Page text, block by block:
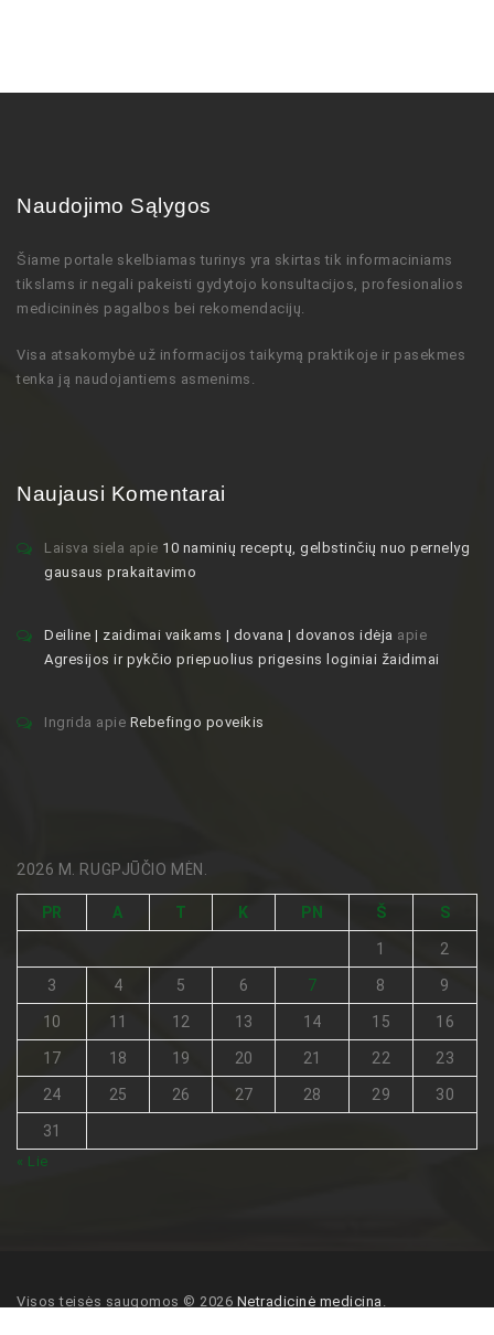
Naudojimo Sąlygos
Šiame portale skelbiamas turinys yra skirtas tik informaciniams
tikslams ir negali pakeisti gydytojo konsultacijos, profesionalios
medicininės pagalbos bei rekomendacijų
Visa atsakomybė už informacijos taikymą praktikoje ir pasekmes
tenka ją naudojantiems asmenims.
Naujausi Komentarai
Laisva siela apie 10 naminių receptų, gelbstinčių nuo pernelyg
gausaus prakaitavimo
Deiline | zaidimai vaikams | dovana | dovanos idėja apie
Agresijos ir pykčio priepuolius prigesins loginiai žaidimai
Ingrida apie Rebefingo poveikis
2026 M. RUGPJŪČIO MĖN.
PR A T K PN Š S
1 2
3 4 5 6 7 8 9
10 11 12 13 14 15 16
17 18 19 20 21 22 23
24 25 26 27 28 29 30
31
« Lie
Visos teisės saugomos © 2026 Netradicinė medicina